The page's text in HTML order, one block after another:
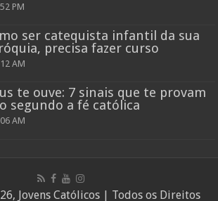
PM
ser catequista infantil da sua
precisa fazer curso
AM
te ouve: 7 sinais que te provam
segundo a fé católica
AM
Jovens Católicos | Todos os Direitos